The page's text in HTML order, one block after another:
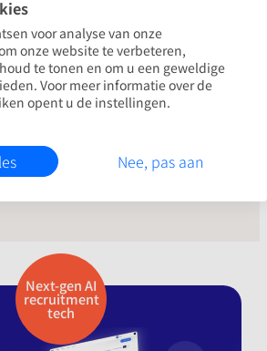
strategieën worden pas écht
direct opvolgt. Onze AI-
binnen seconden, 24/7.
Next-gen AI
recruitment
tech
voor analyse van onze
onze website te verbeteren,
te tonen en om u een geweldige
Voor meer informatie over de
opent u de instellingen.
Nee, pas aan